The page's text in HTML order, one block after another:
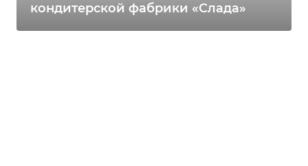
кондитерской фабрики «Слада»